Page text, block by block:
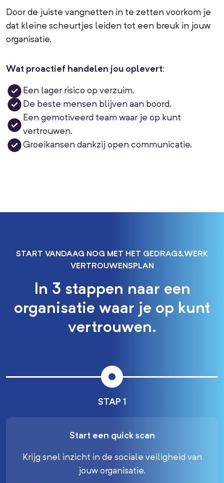
Door de juiste vangnetten in te zetten voorkom je
dat kleine scheurtjes leiden tot een breuk in jouw
organisatie.
Wat proactief handelen jou oplevert:
Een lager risico op verzuim.
De beste mensen blijven aan boord.
Een gemotiveerd team waar je op kunt
vertrouwen.
Groeikansen dankzij open communicatie.
START VANDAAG NOG MET HET GEDRAG&WERK
VERTROUWENSPLAN
In 3 stappen naar een
organisatie waar je op kunt
vertrouwen.
STAP 1
Start een quick scan
Krijg snel inzicht in de sociale veiligheid van
jouw organisatie.